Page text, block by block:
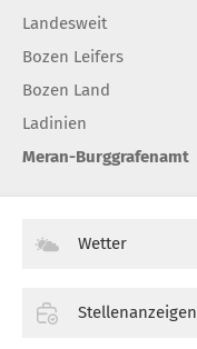
Landesweit
Bozen Leifers
Bozen Land
Ladinien
Meran-Burggrafenamt
Wetter
Stellenanzeigen